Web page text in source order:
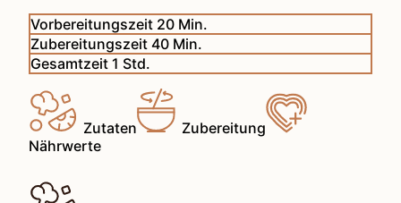
Vorbereitungszeit 20Minuten
Min.
Zubereitungszeit40Minuten
Min.
Gesamtzeit 1 Stunde
Std.
Zutaten
Zubereitung
Nährwerte